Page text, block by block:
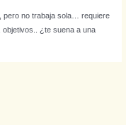
pero no trabaja sola… requiere
¿te suena a una